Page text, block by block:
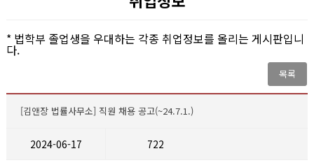
* 법학부 졸업생을 우대하는 각종 취업정보를 올리는 게시판입니
다.
목록
[김앤장 법률사무소] 직원 채용 공고(~24.7.1.)
2024-06-17 722